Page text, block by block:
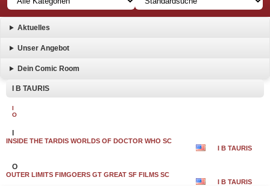
Aktuelles
Unser Angebot
Dein Comic Room
I B TAURIS
I
O
INSIDE THE TARDIS WORLDS OF DOCTOR WHO SC
I B TAURIS
O
OUTER LIMITS FIMGOERS GT GREAT SF FILMS SC
I B TAURIS